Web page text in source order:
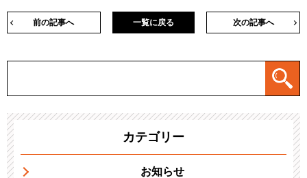
前の記事へ 次の記事へ
一覧に戻る
カテゴリー
お知らせ